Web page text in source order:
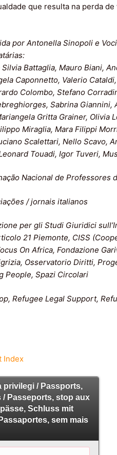
que resulta na perda
por Antonella Sinopoli e
Battaglia, Mauro Biani,
Caponnetto, Valerio
Colombo, Stefano
Sabrina
Gritta Grainer, Olivia
Miraglia, Mara Filippi
Scalettari, Nello Scavo,
Touadi, Igor Tuveri,
Nacional de Professores
/ jornais italianos
per gli Studi Giuridici
21 Piemonte, CISS
On Africa, Fondazione
Osservatorio Diritti,
People, Spazi Circolari
Refugee Legal Support,
Index
privilegi / Passports,
Passeports, stop aux
Schluss mit
sem mais